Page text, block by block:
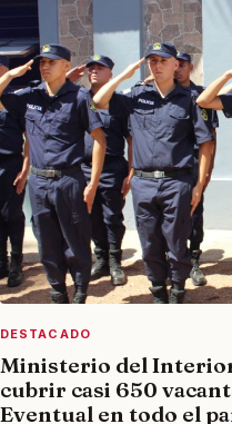
DESTACADO
Ministerio del
cubrir casi 650
Eventual en todo el